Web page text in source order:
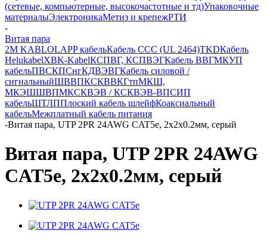
(сетевые, компьютерные, высокочастотные и тд)Упаковочные
материалыЭлектроникаМетиз и крепежРТИ
-
Витая пара
2M KABLOLAPP кабельКабель CCC (UL 2464)TKDКабель
HelukabelXBK-KabelКСПВГ, КСПВЭГКабель ВВГМКУП
кабельПВСКПСнгКДВЭВГКабель силовой /
сигнальныйШВВПКСКВВКГтпМКШ,
МКЭШШВПМКСКВЭВ / КСКВЭВ-ВПСИП
кабельШТЛППлоский кабель шлейфКоаксиальный
кабельМежплатный кабель питания
-Витая пара, UTP 2PR 24AWG CAT5e, 2x2x0.2мм, серый
Витая пара, UTP 2PR 24AWG
CAT5e, 2x2x0.2мм, серый